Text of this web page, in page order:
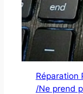
Réparation
/Ne prend